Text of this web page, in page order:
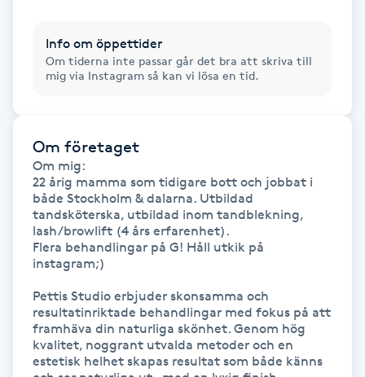
Hot Stone Massage
Hot yoga
Hudföryngring
Huduppstramning
Hudvård
Info om öppettider
Om tiderna inte passar går det bra att skriva till
mig via Instagram så kan vi lösa en tid.
Om företaget
Om mig:
22 årig mamma som tidigare bott och jobbat i
både Stockholm & dalarna. Utbildad
tandsköterska, utbildad inom tandblekning,
lash/browlift (4 års erfarenhet).
Flera behandlingar på G! Håll utkik på
instagram;)
Pettis Studio erbjuder skonsamma och
resultatinriktade behandlingar med fokus på att
framhäva din naturliga skönhet. Genom hög
kvalitet, noggrant utvalda metoder och en
estetisk helhet skapas resultat som både känns